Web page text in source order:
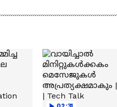
എസ്‍യുവികൾ